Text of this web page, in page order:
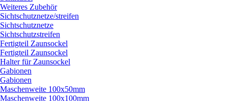
Weiteres Zubehör
Sichtschutznetze/streifen
Sichtschutznetze
Sichtschutzstreifen
Fertigteil Zaunsockel
Fertigteil Zaunsockel
Halter für Zaunsockel
Gabionen
Gabionen
Maschenweite 100x50mm
Maschenweite 100x100mm